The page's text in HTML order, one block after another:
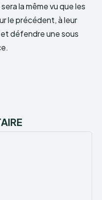
la même vu que les
le précédent, à leur
défendre une sous